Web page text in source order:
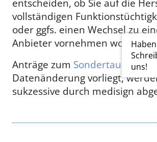
uns!
vollständigen
oder ggfs. einen Wechsel zu
Anbieter vornehmen wollen.
Anträge zum Sondertausch,
Datenänderung vorliegt,
sukzessive durch medisign